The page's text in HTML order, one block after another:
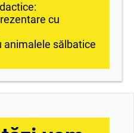
cu
sălbatice